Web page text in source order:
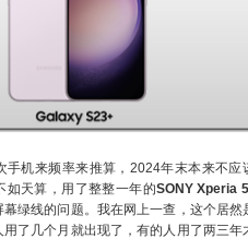
机来频率来推算，2024年末本来不应
如天算，用了整整一年的SONY Xperia
绿线的问题。我在网上一查，这个居然
了几个月就出现了，有的人用了两三年